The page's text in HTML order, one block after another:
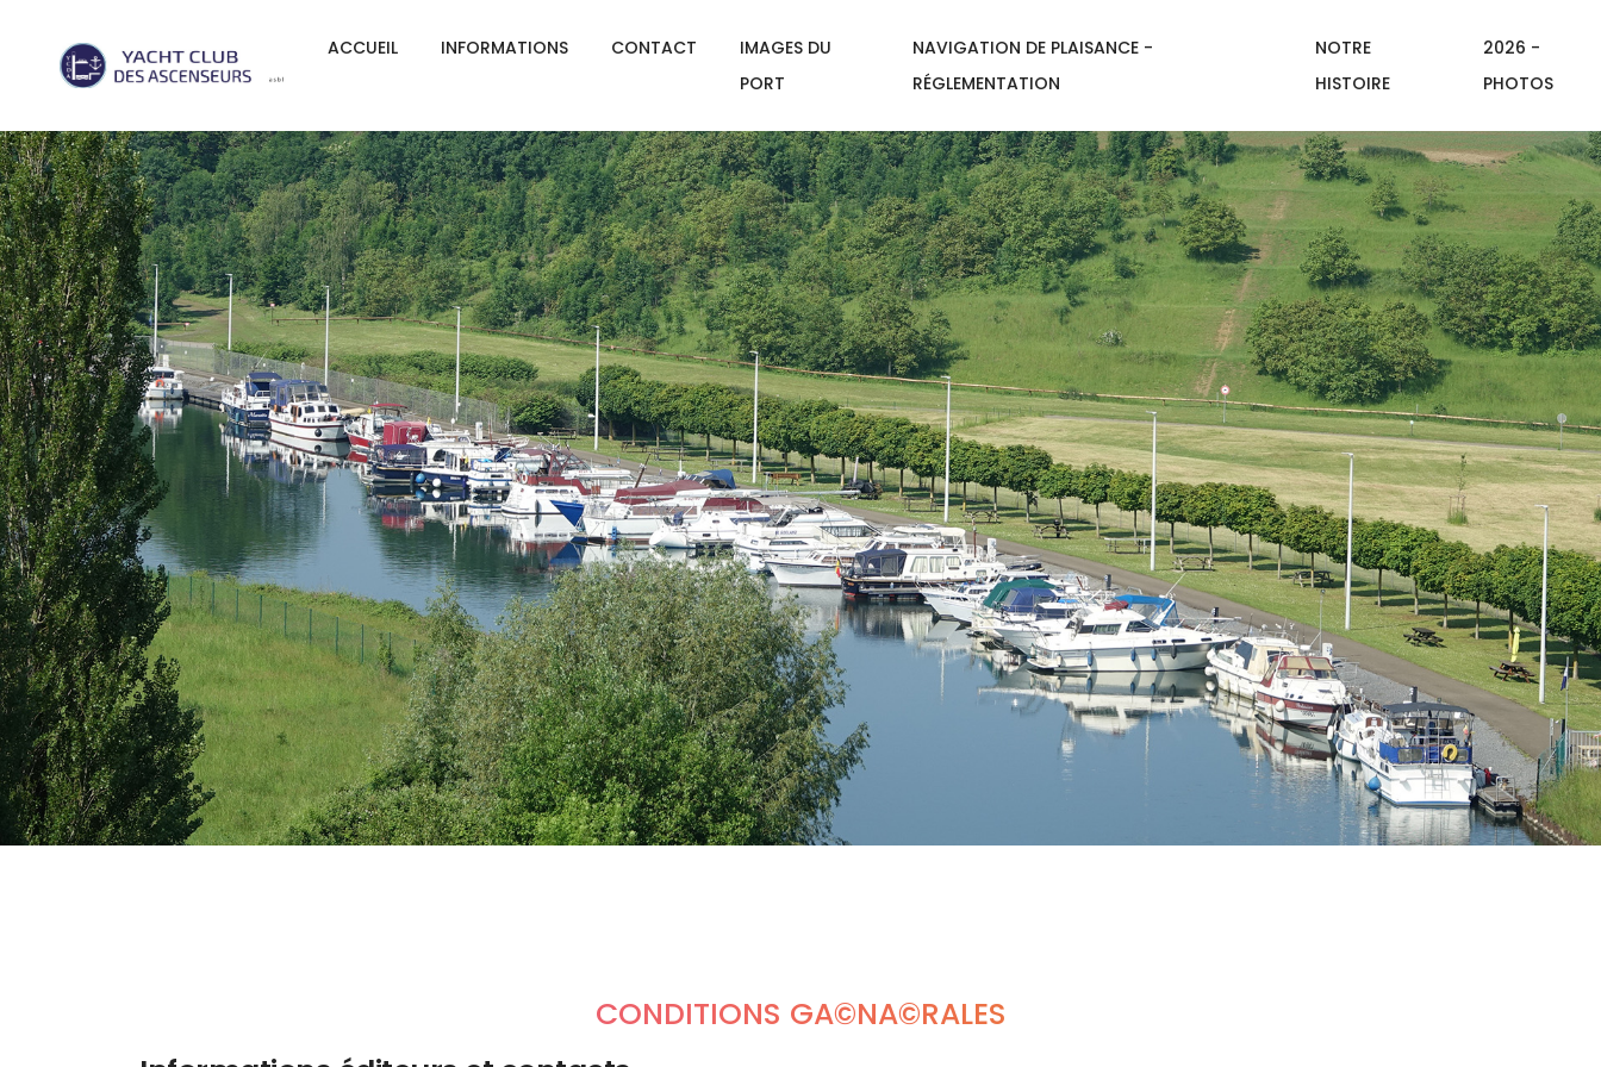
ACCUEIL INFORMATIONS CONTACT
IMAGES DU
PORT
NAVIGATION DE PLAISANCE -
RÉGLEMENTATION
NOTRE
HISTOIRE
2026 -
PHOTOS
CONDITIONS GÃ©NÃ©RALES